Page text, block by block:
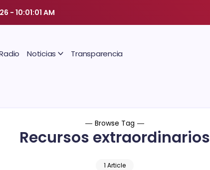
- 10:01:02 AM
Noticias Transparencia
Browse Tag
Recursos extraordinarios
1 Article